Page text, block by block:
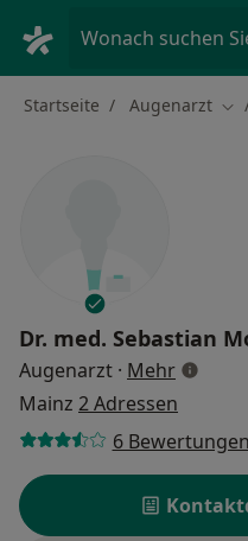
Wonach suchen
Startseite Augenarzt
Dr. med. Sebastian
Augenarzt · Mehrüber
Mainz 2 Adressen
6 Bewertungen